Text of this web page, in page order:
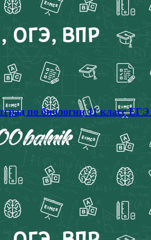
по биологии 11 класс